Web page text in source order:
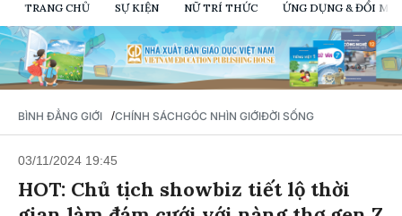
TRANG CHỦ SỰ KIỆN NỮ TRÍ THỨC ỨNG DỤNG & ĐỔI
BÌNH ĐẲNG GIỚI /CHÍNH SÁCHGÓC NHÌN GIỚIĐỜI SỐNG
03/11/2024 19:45
HOT: Chủ tịch showbiz tiết lộ thời